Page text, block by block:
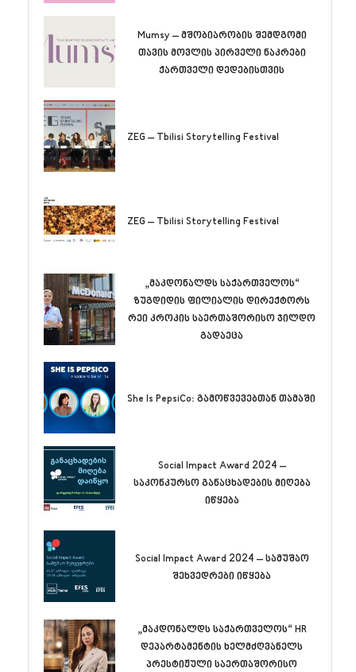
Mumsy – მშობიარობის შემდგომი
თავის მოვლის პირველი ნაკრები
ქართველი დედებისთვის
ZEG – Tbilisi Storytelling Festival
ZEG – Tbilisi Storytelling Festival
„მაკდონალდს საქართველოს“
ზუგდიდის ფილიალის დირექტორს
რეი კროკის საერთაშორისო ჯილდო
გადაეცა
She Is PepsiCo: გამოწვევებთან თამაში
Social Impact Award 2024 –
საკონკურსო განაცხადების მიღება
იწყება
Social Impact Award 2024 – სამუშაო
შეხვედრები იწყება
„მაკდონალდს საქართველოს“ HR
დეპარტამენტის ხელმძღვანელს
პრესტიჟული საერთაშორისო